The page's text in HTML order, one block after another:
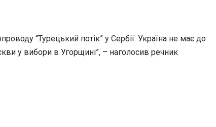
“Турецький потік” у Сербії. Україна не має до
у вибори в Угорщині”, – наголосив речник